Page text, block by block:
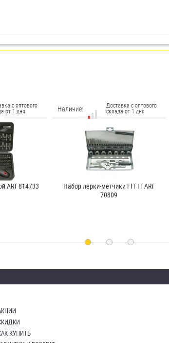
с оптового
от 1 дня
ART 814733
Наличие: Доставка с оптового
склада от 1 дня
Набор лерки-метчики FIT IT ART
70809
Доставка с оптового
ART TRX040METRIC
Доставка с оптового
ART 5072
КУПИТЬ